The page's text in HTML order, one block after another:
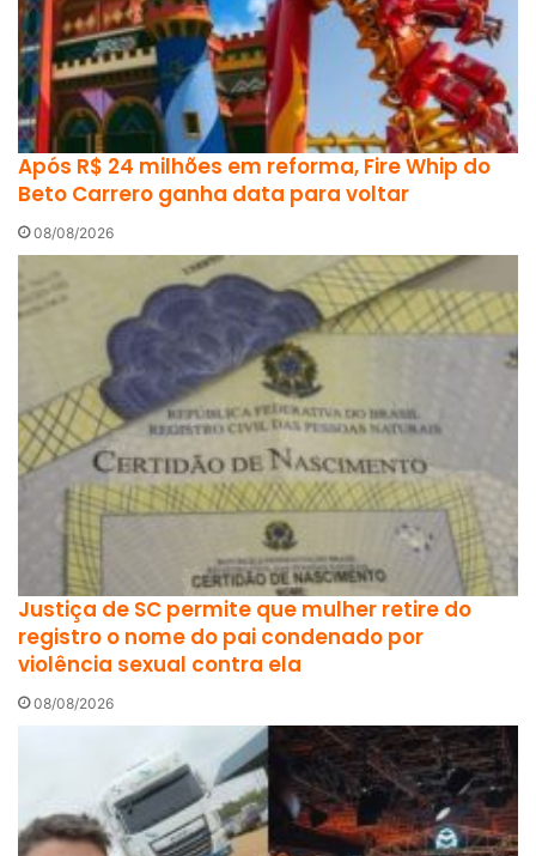
Após R$ 24 milhões em reforma, Fire Whip do
Beto Carrero ganha data para voltar
08/08/2026
Justiça de SC permite que mulher retire do
registro o nome do pai condenado por
violência sexual contra ela
08/08/2026